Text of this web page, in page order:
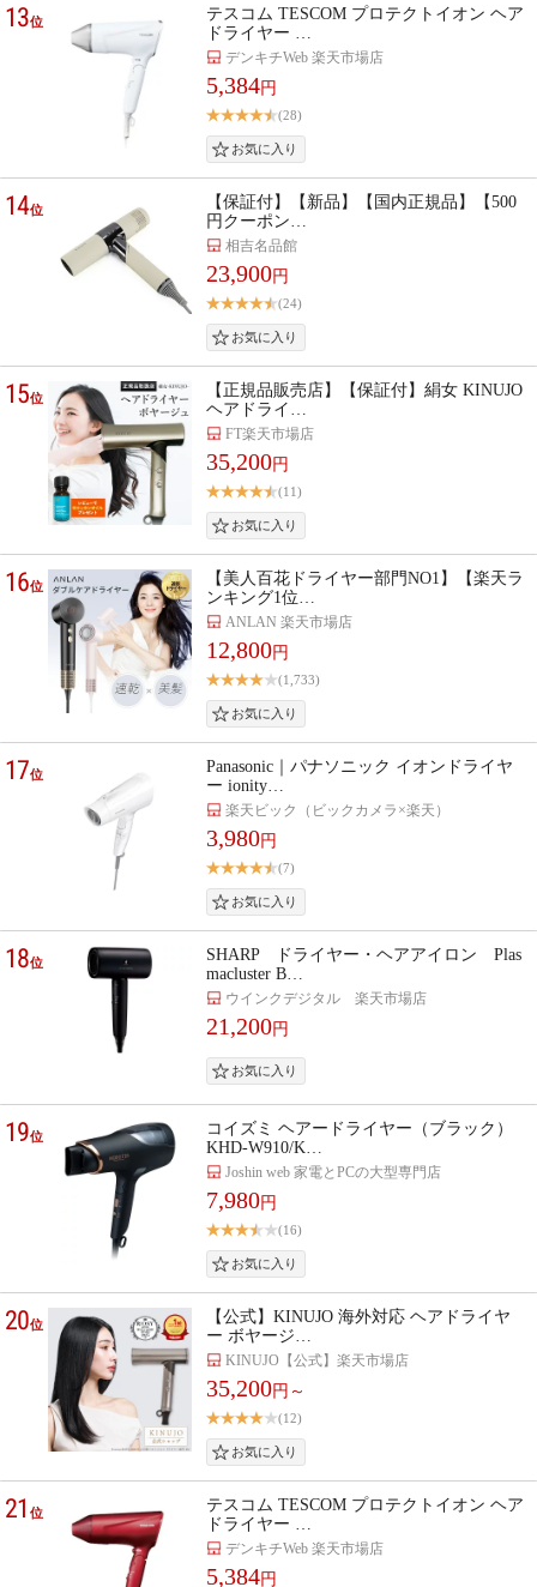
13位
テスコム TESCOM プロテクトイオン ヘア
ドライヤー …
デンキチWeb 楽天市場店
5,384円
(28)
14位
【保証付】【新品】【国内正規品】【500
円クーポン…
相吉名品館
23,900円
(24)
15位
【正規品販売店】【保証付】絹女 KINUJO
ヘアドライ…
FT楽天市場店
35,200円
(11)
16位
【美人百花ドライヤー部門NO1】【楽天ラ
ンキング1位…
ANLAN 楽天市場店
12,800円
(1,733)
17位
Panasonic｜パナソニック イオンドライヤ
ー ionity…
楽天ビック（ビックカメラ×楽天）
3,980円
(7)
18位
SHARP ドライヤー・ヘアアイロン Plas
macluster B…
ウインクデジタル 楽天市場店
21,200円
19位
コイズミ ヘアードライヤー（ブラック）
KHD-W910/K…
Joshin web 家電とPCの大型専門店
7,980円
(16)
20位
【公式】KINUJO 海外対応 ヘアドライヤ
ー ボヤージ…
KINUJO【公式】楽天市場店
35,200円～
(12)
21位
テスコム TESCOM プロテクトイオン ヘア
ドライヤー …
デンキチWeb 楽天市場店
5,384円